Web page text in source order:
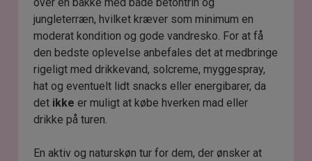
jungleterræn, hvilket kræver som minimum en
moderat kondition og gode vandresko. For at få
den bedste oplevelse anbefales det at medbringe
rigeligt med drikkevand, solcreme, myggespray,
hat og eventuelt lidt snacks eller energibarer, da
det ikkeer muligt at købe hverken mad eller
drikke på turen.
En aktiv og naturskøn tur for dem, der ønsker at